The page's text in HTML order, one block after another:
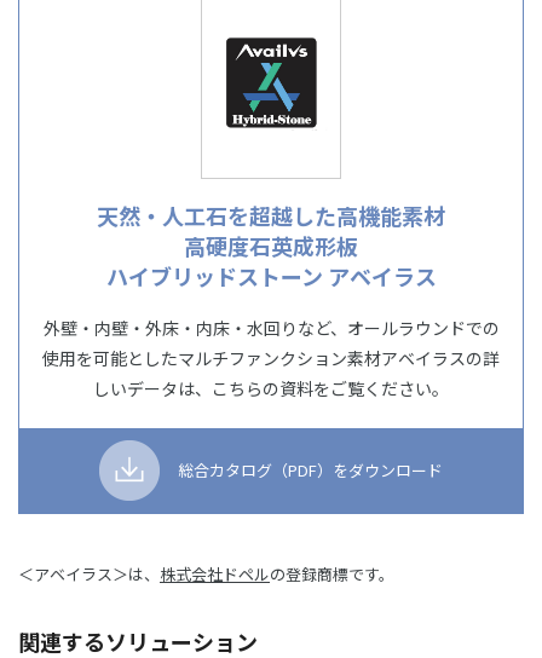
天然・人工石を超越した高機能素材
高硬度石英成形板
ハイブリッドストーン アベイラス
外壁・内壁・外床・内床・水回りなど、オールラウンドでの
使用を可能としたマルチファンクション素材アベイラスの詳
しいデータは、こちらの資料をご覧ください。
総合カタログ （PDF）をダウンロード
＜アベイラス＞は、 株式会社ドペルの登録商標です。
関連するソリューション